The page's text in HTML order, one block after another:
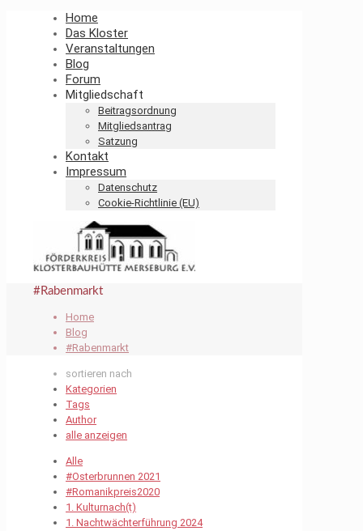
Home
Das Kloster
Veranstaltungen
Blog
Forum
Mitgliedschaft
Beitragsordnung
Mitgliedsantrag
Satzung
Kontakt
Impressum
Datenschutz
Cookie-Richtlinie (EU)
#Rabenmarkt
Home
Blog
#Rabenmarkt
sortieren nach
Kategorien
Tags
Author
alle anzeigen
Alle
#Osterbrunnen 2021
#Romanikpreis2020
1. Kulturnach(t)
1. Nachtwächterführung 2024